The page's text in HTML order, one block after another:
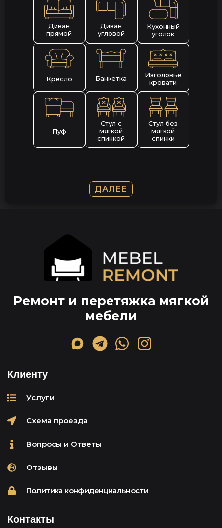
Диван
прямой
Диван
угловой
Кухонный
уголок
Кресло Банкетка
Изголовье
кровати
Пуф
Стул с
мягкой
спинкой
Стул без
мягкой
спинки
ДАЛЕЕ
Ремонт и перетяжка мягкой
мебели
Клиенту
Услуги
Схема проезда
Вопросы и Ответы
Отзывы
Политика конфиденциальности
Контакты